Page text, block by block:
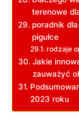
‍terenowe
poradnik
⁣pigułce
rodzaje
Jakie
zauważyć
2023 roku